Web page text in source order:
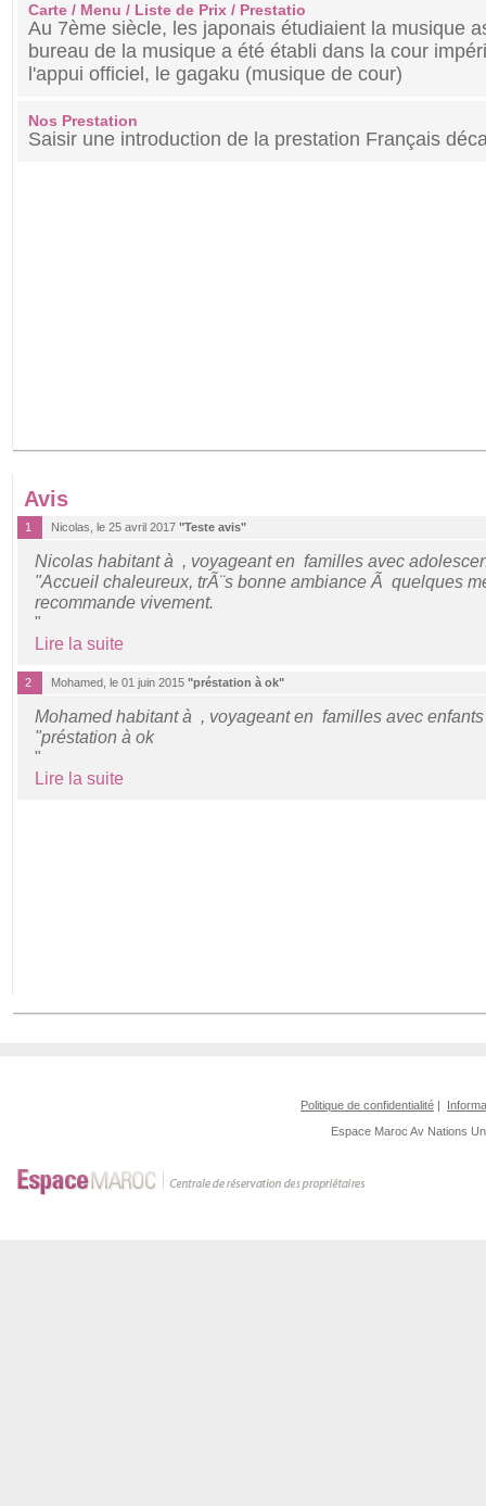
Carte / Menu / Liste de Prix / Prestatio
Au 7ème siècle, les japonais étudiaient la musique
bureau de la musique a été établi dans la cour
l'appui officiel, le gagaku (musique de cour)
Nos Prestation
Saisir une introduction de la prestation Français
Avis
1 Nicolas, le 25 avril 2017 "Teste avis"
Nicolas habitant à , voyageant en familles avec
"Accueil chaleureux, trÃ¨s bonne ambiance Ã quelques
recommande vivement.
"
Lire la suite
2 Mohamed, le 01 juin 2015 "préstation à ok"
Mohamed habitant à , voyageant en familles avec enfants
"préstation à ok
"
Lire la suite
Politique de confidentialité |
Espace Maroc Av Nations